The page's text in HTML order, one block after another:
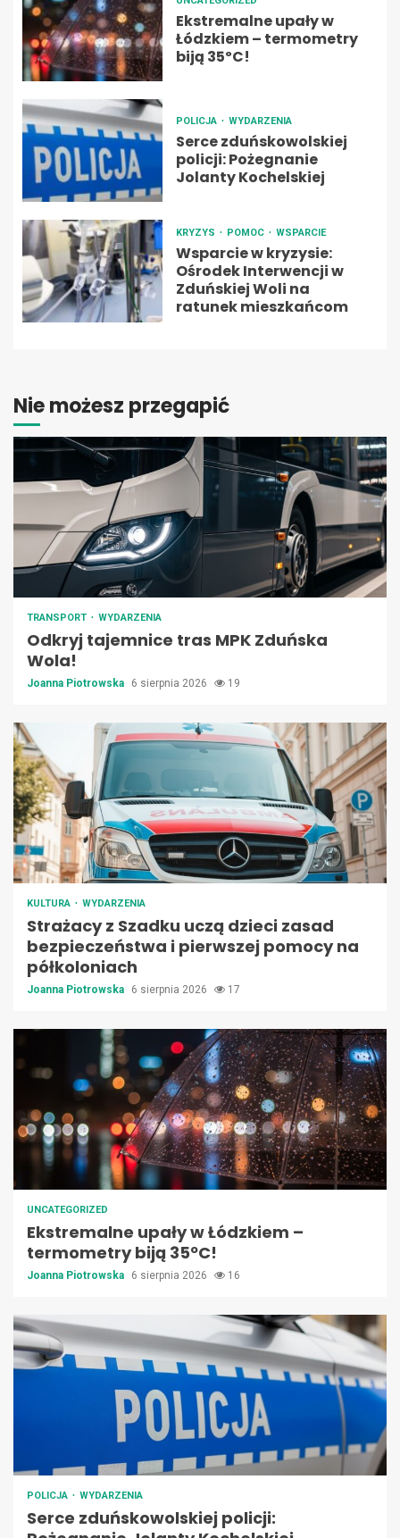
Ekstremalne upały w
Łódzkiem – termometry
biją 35ºC!
POLICJA WYDARZENIA
Serce zduńskowolskiej
policji: Pożegnanie
Jolanty Kochelskiej
KRYZYS POMOC WSPARCIE
Wsparcie w kryzysie:
Ośrodek Interwencji w
Zduńskiej Woli na
ratunek mieszkańcom
Nie możesz przegapić
TRANSPORT WYDARZENIA
Odkryj tajemnice tras MPK Zduńska
Wola!
Joanna Piotrowska 6 sierpnia 2026 19
KULTURA WYDARZENIA
Strażacy z Szadku uczą dzieci zasad
bezpieczeństwa i pierwszej pomocy na
półkoloniach
Joanna Piotrowska 6 sierpnia 2026 17
UNCATEGORIZED
Ekstremalne upały w Łódzkiem –
termometry biją 35ºC!
Joanna Piotrowska 6 sierpnia 2026 16
POLICJA WYDARZENIA
Serce zduńskowolskiej policji: